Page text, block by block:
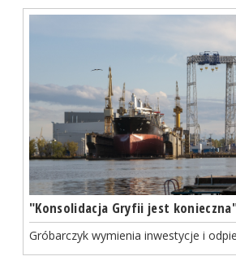
"Konsolidacja Gryfii jest
Gróbarczyk wymienia inwestycje i